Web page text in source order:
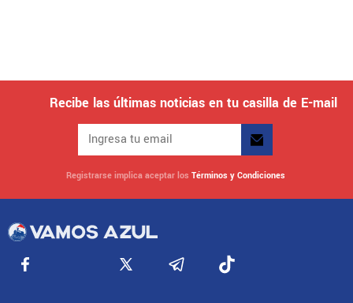
Recibe las últimas noticias en tu casilla de E-mail
Registrarse implica aceptar los Términos y Condiciones